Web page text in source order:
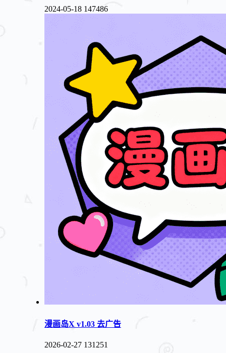
2024-05-18 147486
漫画岛X v1.03 去广告
2026-02-27 131251